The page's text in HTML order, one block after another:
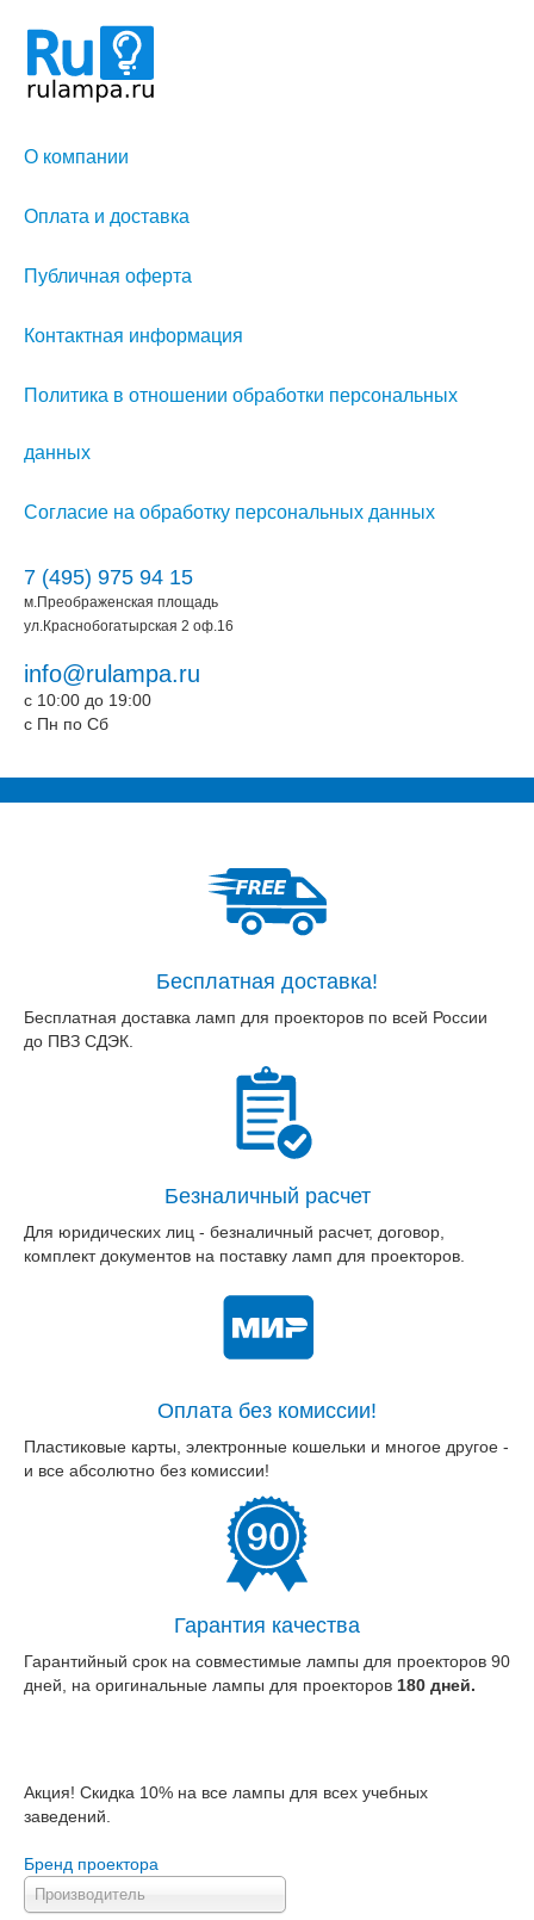
О компании
Оплата и доставка
Публичная оферта
Контактная информация
Политика в отношении обработки персональных
данных
Согласие на обработку персональных данных
7 (495) 975 94 15
м.Преображенская площадь
ул.Краснобогатырская 2 оф.16
info@rulampa.ru
c 10:00 до 19:00
c Пн по Сб
Бесплатная доставка!
Бесплатная доставка ламп для проекторов по всей России
до ПВЗ СДЭК.
Безналичный расчет
Для юридических лиц - безналичный расчет, договор,
комплект документов на поставку ламп для проекторов.
Оплата без комиссии!
Пластиковые карты, электронные кошельки и многое другое -
и все абсолютно без комиссии!
Гарантия качества
Гарантийный срок на совместимые лампы для проекторов 90
дней, на оригинальные лампы для проекторов 180 дней.
Акция! Скидка 10% на все лампы для всех учебных
заведений.
Бренд проектора
Производитель